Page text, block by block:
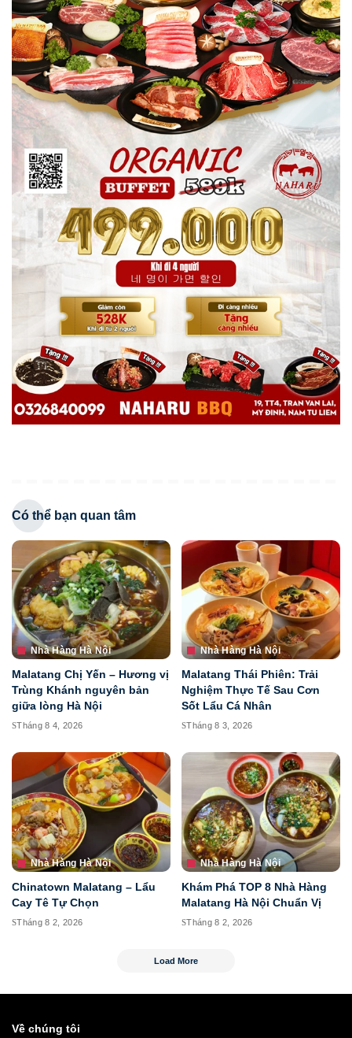
Có thể bạn quan tâm
Nhà Hàng Hà Nội
Malatang Chị Yến – Hương vị
Trùng Khánh nguyên bản
giữa lòng Hà Nội
Tháng 8 4, 2026
Nhà Hàng Hà Nội
Malatang Thái Phiên: Trải
Nghiệm Thực Tế Sau Cơn
Sốt Lẩu Cá Nhân
Tháng 8 3, 2026
Nhà Hàng Hà Nội
Chinatown Malatang – Lẩu
Cay Tê Tự Chọn
Tháng 8 2, 2026
Nhà Hàng Hà Nội
Khám Phá TOP 8 Nhà Hàng
Malatang Hà Nội Chuẩn Vị
Tháng 8 2, 2026
Load More
Về chúng tôi